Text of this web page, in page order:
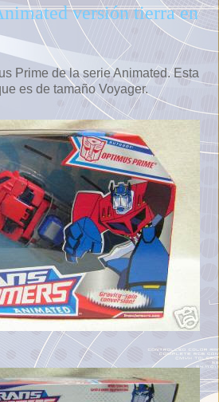
versión tierra en
Prime de la serie Animated. Esta
es de tamaño Voyager.